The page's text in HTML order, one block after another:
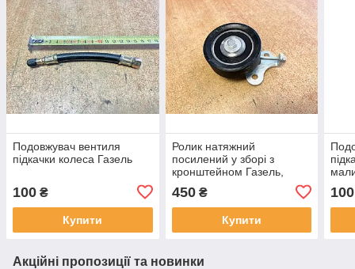
Подовжувач вентиля
підкачки колеса Газель
100 ₴
Купити
Ролик натяжний
посилений у зборі з
кронштейном Газель,
Соболь, Волга, УАЗ (405,
406, 409)
450₴
Купити
100
Акційні пропозиції та новинки